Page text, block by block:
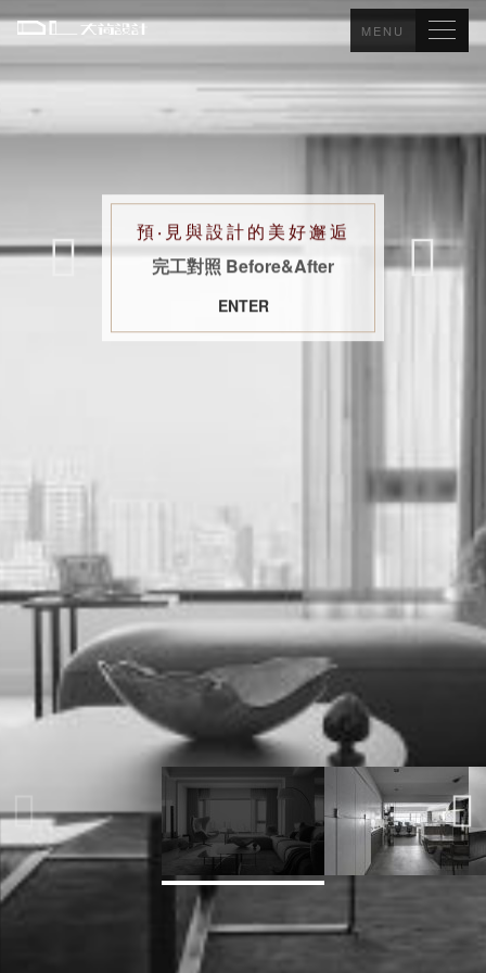
MENU
預‧ 見與設計的 美好邂逅
完工對照 Before&After
ENTER